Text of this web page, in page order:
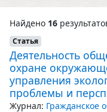
Найдено 16
Статья
Деятельность
охране
управления
проблемы и
Журнал: Гражданское